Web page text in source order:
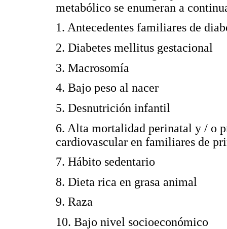
metabólico se enumeran a
1. Antecedentes familiares de
2. Diabetes mellitus gestacional
3. Macrosomía
4. Bajo peso al nacer
5. Desnutrición infantil
6. Alta mortalidad perinatal y / o
cardiovascular en familiares de
7. Hábito sedentario
8. Dieta rica en grasa animal
9. Raza
10. Bajo nivel socioeconómico